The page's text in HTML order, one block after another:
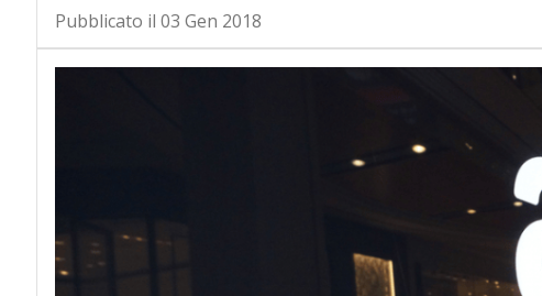
Pubblicato il 03 Gen 2018